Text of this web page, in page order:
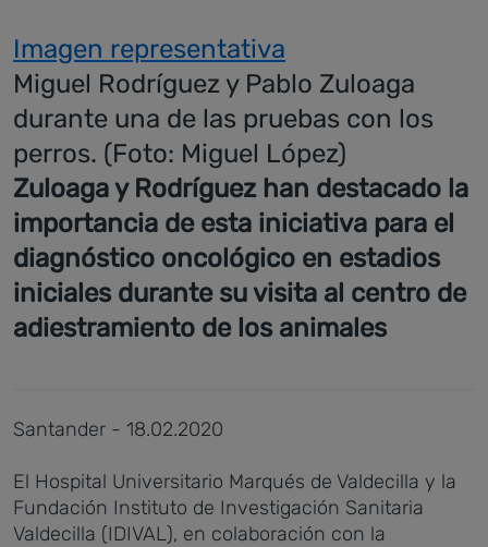
Imagen representativa
Miguel Rodríguez y Pablo Zuloaga
durante una de las pruebas con los
perros. (Foto: Miguel López)
Zuloaga y Rodríguez han destacado la
importancia de esta iniciativa para el
diagnóstico oncológico en estadios
iniciales durante su visita al centro de
adiestramiento de los animales
Santander - 18.02.2020
El Hospital Universitario Marqués de Valdecilla y la
Fundación Instituto de Investigación Sanitaria
Valdecilla (IDIVAL), en colaboración con la